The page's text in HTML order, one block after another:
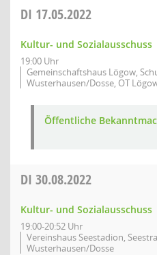
DI 17.05.2022
Kultur- und Sozialausschuss
19:00 Uhr
Gemeinschaftshaus Lögow,
Wusterhausen/Dosse, OT
Öffentliche
DI 30.08.2022
Kultur- und Sozialausschuss
19:00-20:52 Uhr
Vereinshaus Seestadion,
Wusterhausen/Dosse